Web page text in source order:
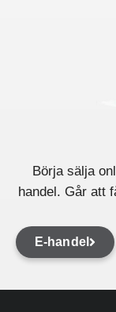
Börja sälja
handel. Går att
E-handel